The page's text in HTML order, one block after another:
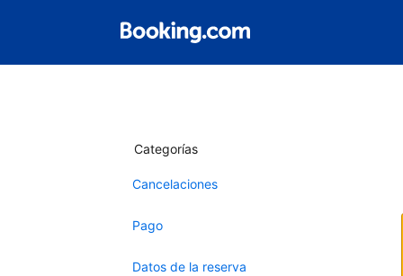
Categorías
Cancelaciones
Pago
Datos de la reserva